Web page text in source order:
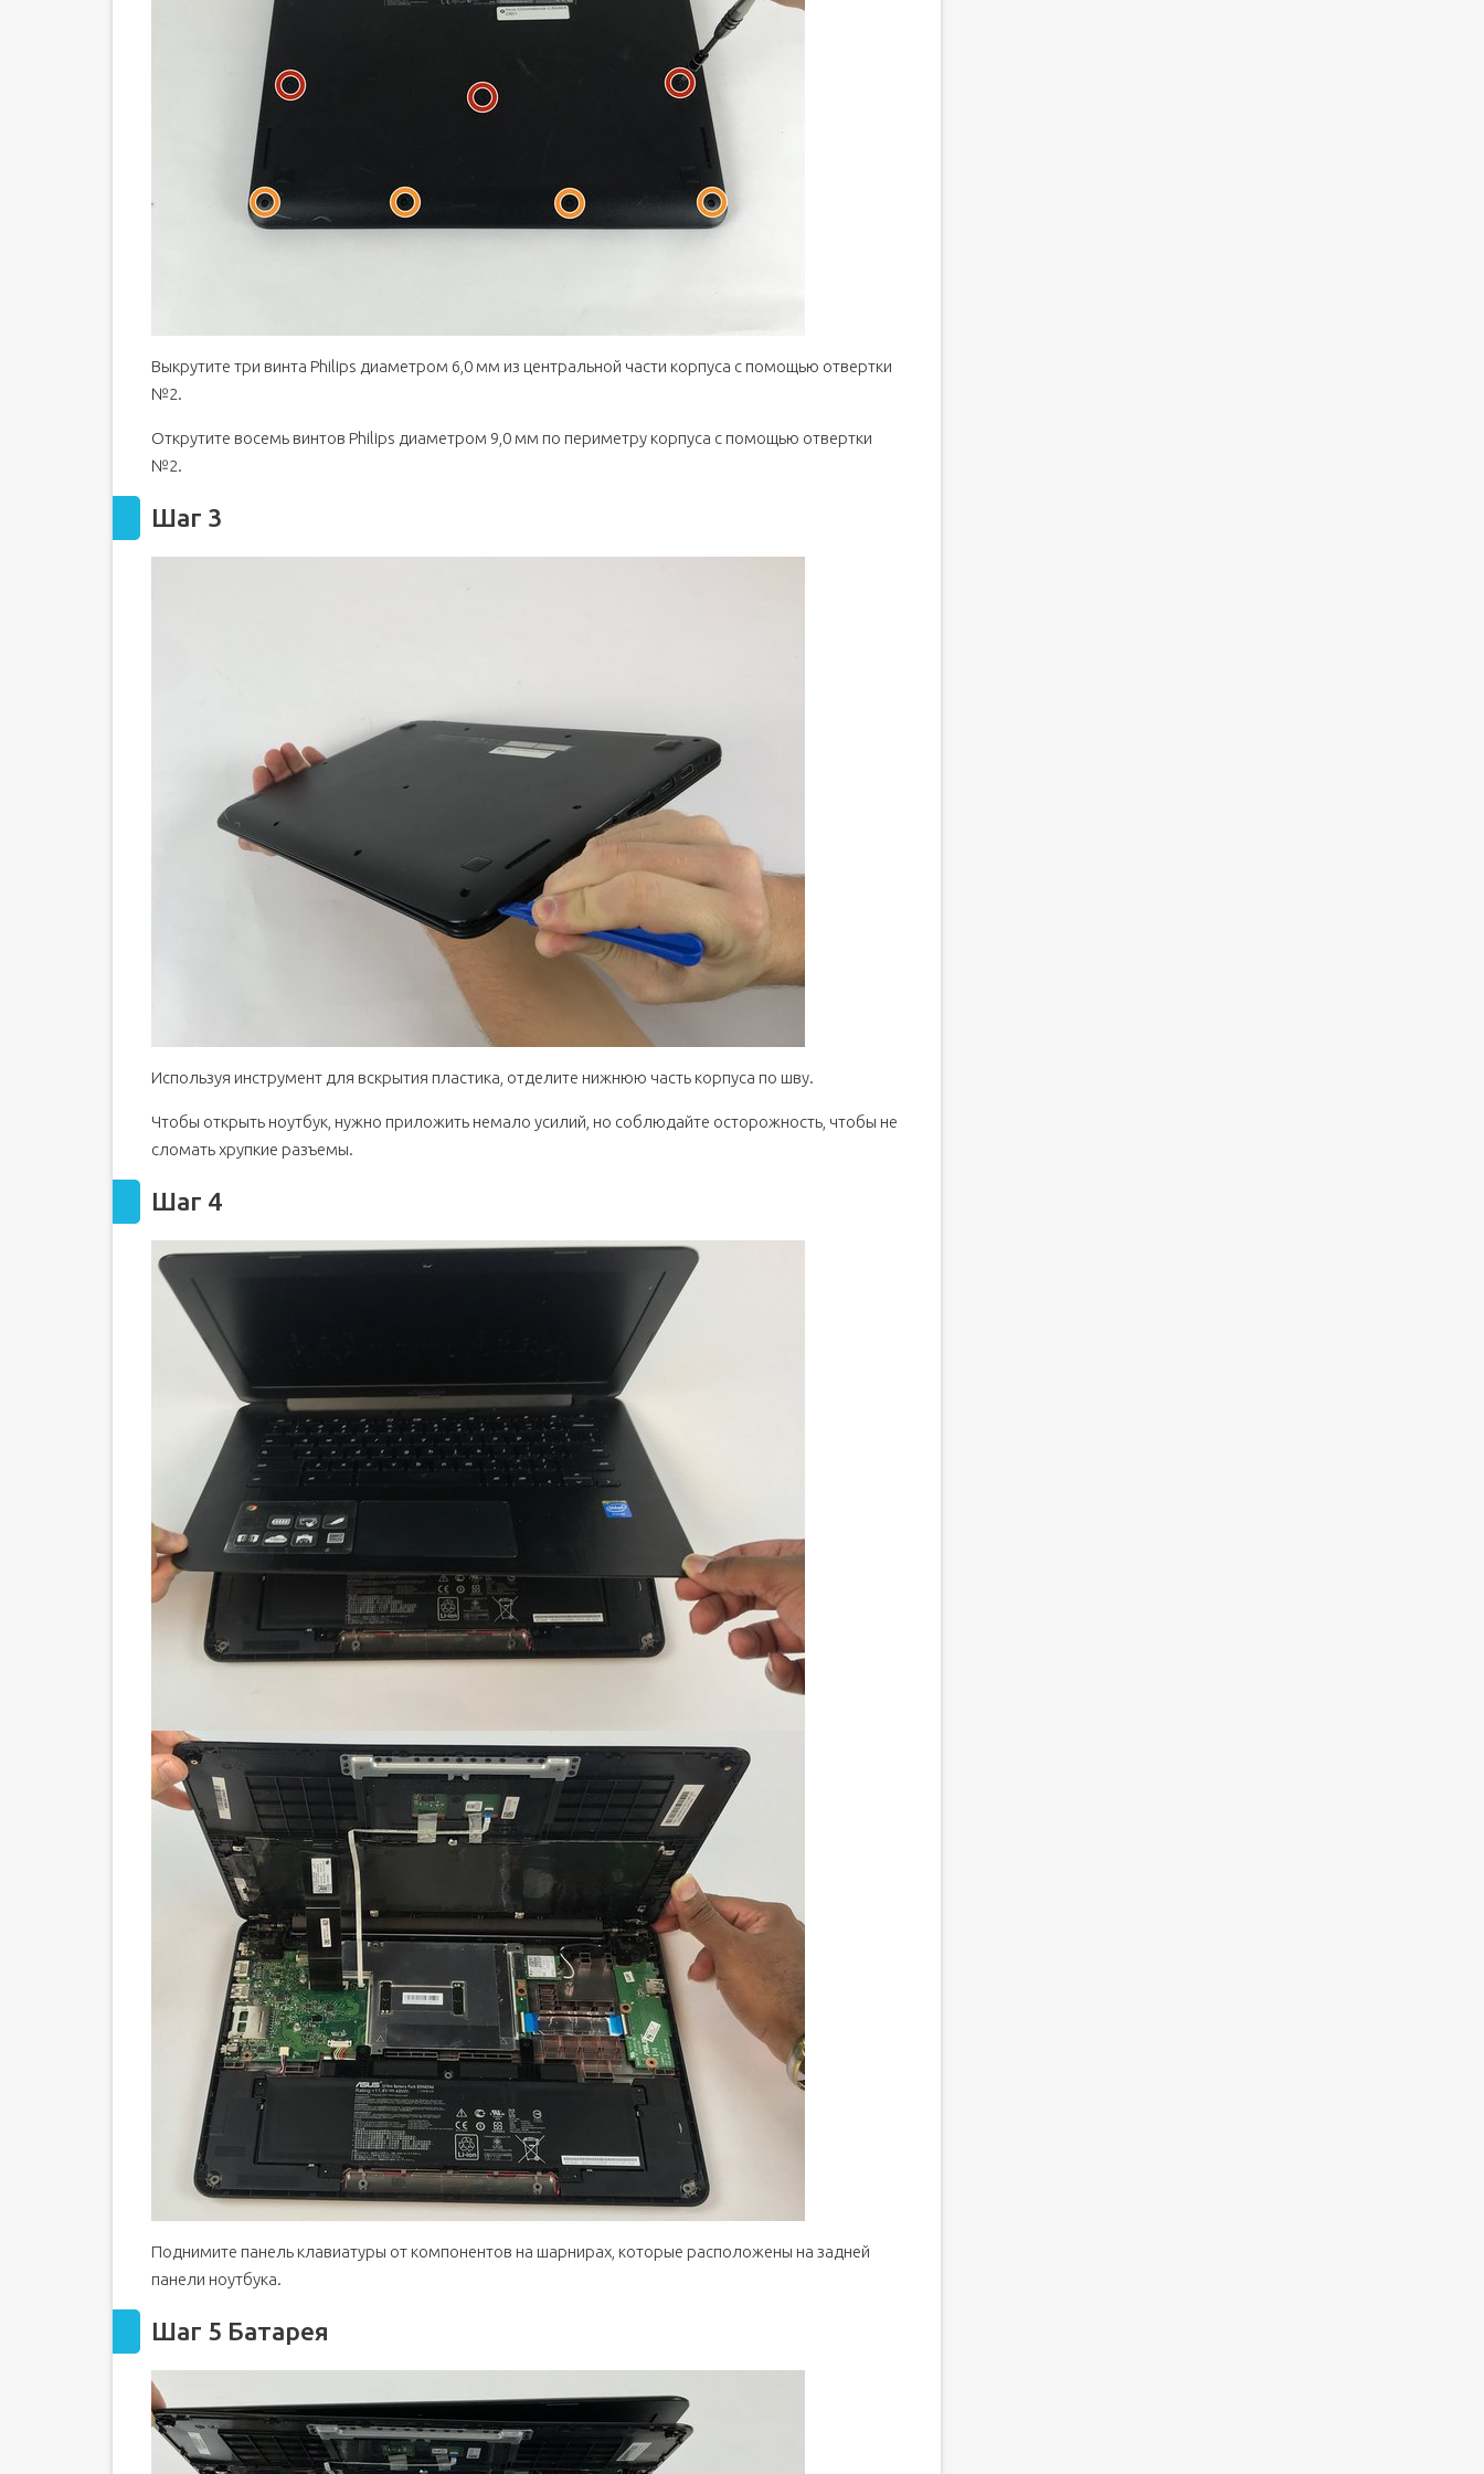
Выкрутите три винта Philips диаметром 6,0 мм из центральной части корпуса с помощью отвертки
№2.
Открутите восемь винтов Philips диаметром 9,0 мм по периметру корпуса с помощью отвертки
№2.
Шаг 3
Используя инструмент для вскрытия пластика, отделите нижнюю часть корпуса по шву.
Чтобы открыть ноутбук, нужно приложить немало усилий, но соблюдайте осторожность, чтобы не
сломать хрупкие разъемы.
Шаг 4
Поднимите панель клавиатуры от компонентов на шарнирах, которые расположены на задней
панели ноутбука.
Шаг 5 Батарея